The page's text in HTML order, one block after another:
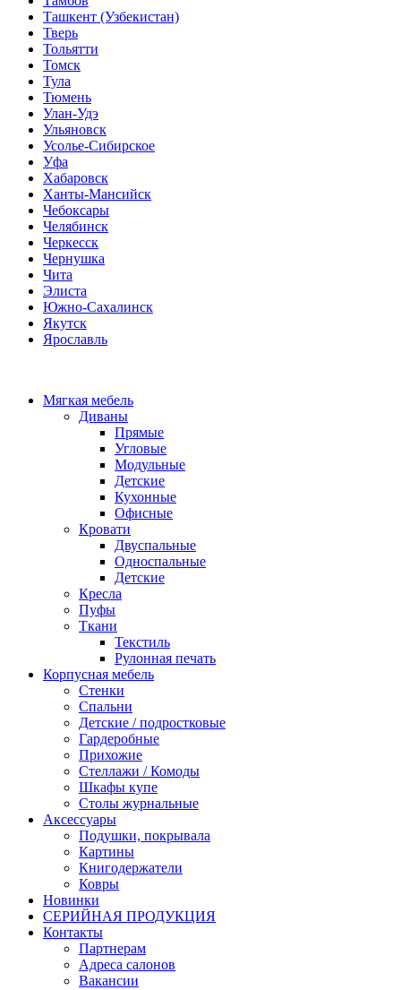
Ташкент (Узбекистан)
Тверь
Тольятти
Томск
Тула
Тюмень
Улан-Удэ
Ульяновск
Усолье-Сибирское
Уфа
Хабаровск
Ханты-Мансийск
Чебоксары
Челябинск
Черкесск
Чернушка
Чита
Элиста
Южно-Сахалинск
Якутск
Ярославль
Мягкая мебель
Диваны
Прямые
Угловые
Модульные
Детские
Кухонные
Офисные
Кровати
Двуспальные
Односпальные
Детские
Кресла
Пуфы
Ткани
Текстиль
Рулонная печать
Корпусная мебель
Стенки
Спальни
Детские / подростковые
Гардеробные
Прихожие
Стеллажи / Комоды
Шкафы купе
Столы журнальные
Аксессуары
Подушки, покрывала
Картины
Книгодержатели
Ковры
Новинки
СЕРИЙНАЯ ПРОДУКЦИЯ
Контакты
Партнерам
Адреса салонов
Вакансии